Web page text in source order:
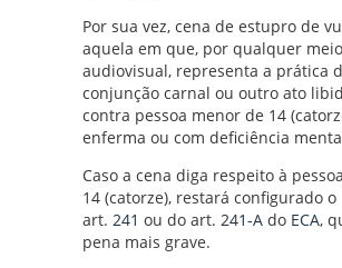
Por sua vez, cena de estupro de
aquela em que, por qualquer
audiovisual, representa a prática
conjunção carnal ou outro ato
contra pessoa menor de 14
enferma ou com deficiência
Caso a cena diga respeito à
14 (catorze), restará configurado o
art. 241 ou do art. 241-A do ECA,
pena mais grave.